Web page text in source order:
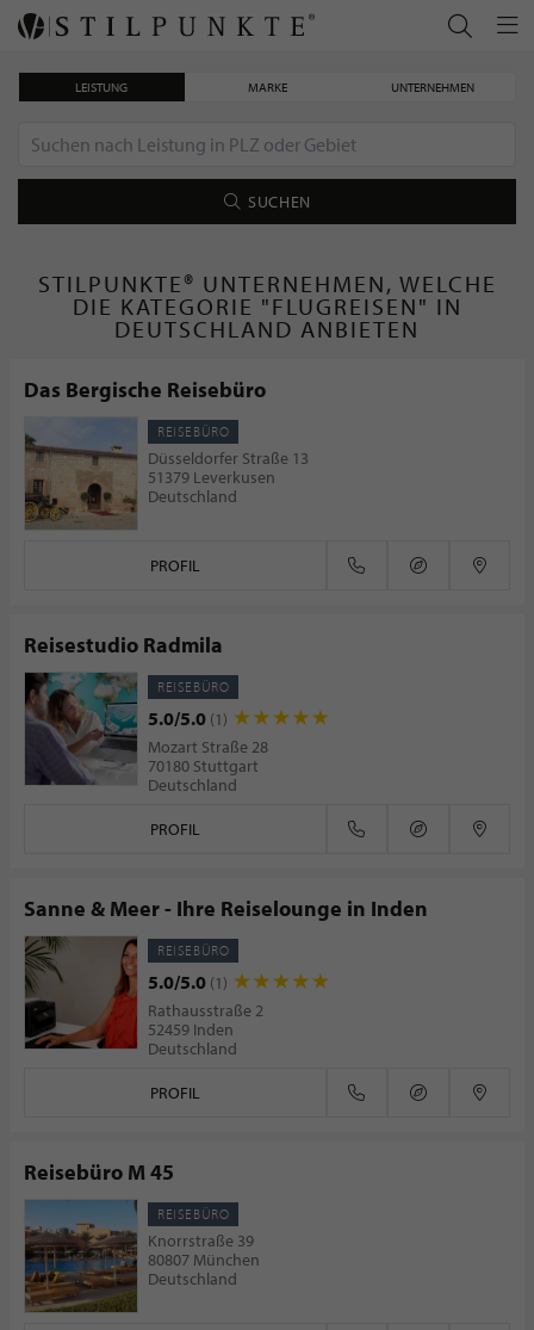
LEISTUNG MARKE UNTERNEHMEN
SUCHEN
STILPUNKTE® UNTERNEHMEN, WELCHE
DIE KATEGORIE "FLUGREISEN" IN
DEUTSCHLAND ANBIETEN
Das Bergische Reisebüro
REISEBÜRO
Düsseldorfer Straße 13
51379 Leverkusen
Deutschland
PROFIL
Reisestudio Radmila
REISEBÜRO
5.0/5.0 (1)
Mozart Straße 28
70180 Stuttgart
Deutschland
PROFIL
Sanne & Meer - Ihre Reiselounge in Inden
REISEBÜRO
5.0/5.0 (1)
Rathausstraße 2
52459 Inden
Deutschland
PROFIL
Reisebüro M 45
REISEBÜRO
Knorrstraße 39
80807 München
Deutschland